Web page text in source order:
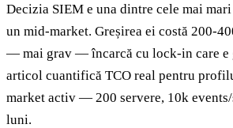
Decizia SIEM e una dintre cele mai
un mid-market. Greșirea ei costă 200-
— mai grav — încarcă cu lock-in care e
articol cuantifică TCO real pentru
market activ — 200 servere, 10k
luni.